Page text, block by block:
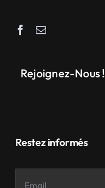
Rejoignez-Nous !
Restez informés